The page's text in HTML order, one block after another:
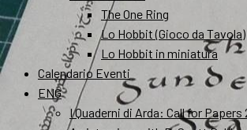
The One Ring
Lo Hobbit (Gioco da Tavola)
Lo Hobbit in miniatura
Calendario Eventi
ENG
I Quaderni di Arda: Call for Papers